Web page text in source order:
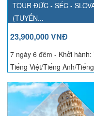
TOUR ĐỨC - SÉC -
(TUYẾN...
23,900,000 VNĐ
7 ngày 6 đêm - Khởi hành:
Tiếng Việt/Tiếng Anh/